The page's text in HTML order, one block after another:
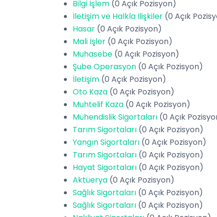
Bilgi İşlem (0 Açık Pozisyon)
İletişim ve Halkla İlişkiler (0 Açık
Hasar (0 Açık Pozisyon)
Mali İşler (0 Açık Pozisyon)
Muhasebe (0 Açık Pozisyon)
Şube Operasyon (0 Açık Pozisyon)
İletişim (0 Açık Pozisyon)
Oto Kaza (0 Açık Pozisyon)
Muhtelif Kaza (0 Açık Pozisyon)
Mühendislik Sigortaları (0 Açık
Tarım Sigortaları (0 Açık Pozisyon)
Yangın Sigortaları (0 Açık Pozisyon)
Tarım Sigortaları (0 Açık Pozisyon)
Hayat Sigortaları (0 Açık Pozisyon)
Aktüerya (0 Açık Pozisyon)
Sağlık Sigortaları (0 Açık Pozisyon)
Sağlık Sigortaları (0 Açık Pozisyon)